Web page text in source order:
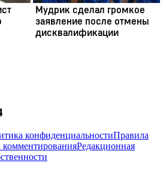
конфиденциальностиПравила
комментированияРедакционная